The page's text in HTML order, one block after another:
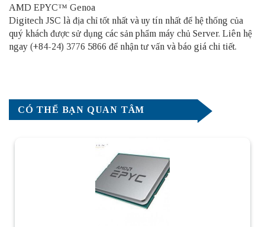
AMD EPYC™ Genoa
Digitech JSC là địa chỉ tốt nhất và uy tín nhất để hệ thống của
quý khách được sử dụng các sản phẩm máy chủ Server. Liên hệ
ngay (+84-24) 3776 5866 để nhận tư vấn và báo giá chi tiết.
CÓ THỂ BẠN QUAN TÂM